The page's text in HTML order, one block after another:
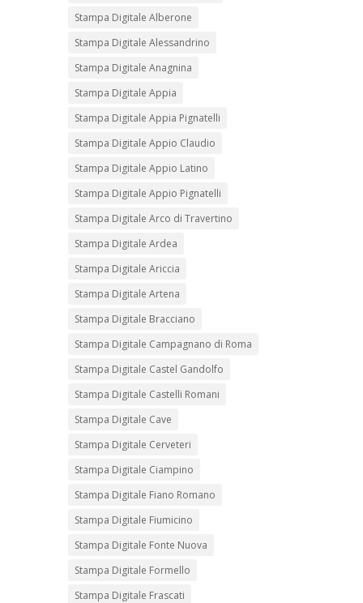
Stampa Digitale Alberone
Stampa Digitale Alessandrino
Stampa Digitale Anagnina
Stampa Digitale Appia
Stampa Digitale Appia Pignatelli
Stampa Digitale Appio Claudio
Stampa Digitale Appio Latino
Stampa Digitale Appio Pignatelli
Stampa Digitale Arco di Travertino
Stampa Digitale Ardea
Stampa Digitale Ariccia
Stampa Digitale Artena
Stampa Digitale Bracciano
Stampa Digitale Campagnano di Roma
Stampa Digitale Castel Gandolfo
Stampa Digitale Castelli Romani
Stampa Digitale Cave
Stampa Digitale Cerveteri
Stampa Digitale Ciampino
Stampa Digitale Fiano Romano
Stampa Digitale Fiumicino
Stampa Digitale Fonte Nuova
Stampa Digitale Formello
Stampa Digitale Frascati